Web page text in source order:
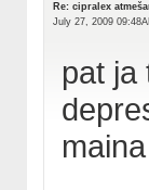
Re: cipralex
July 27, 2009
pat ja